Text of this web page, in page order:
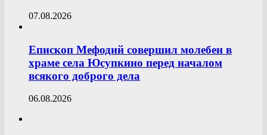
07.08.2026
Епископ Мефодий совершил молебен в
храме села Юсупкино перед началом
всякого доброго дела
06.08.2026